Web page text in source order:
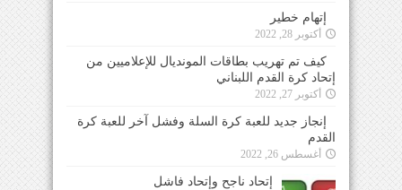
إتهام خطير
أكتوبر 28, 2022
كيف تم تهريب بطاقات المونديال للإعلاميين من
إتحاد كرة القدم اللبناني
أكتوبر 27, 2022
إنجاز جديد للعبة كرة السلة وفشل آخر للعبة كرة
القدم
أغسطس 26, 2022
إتحاد ناجح وإتحاد فاشل